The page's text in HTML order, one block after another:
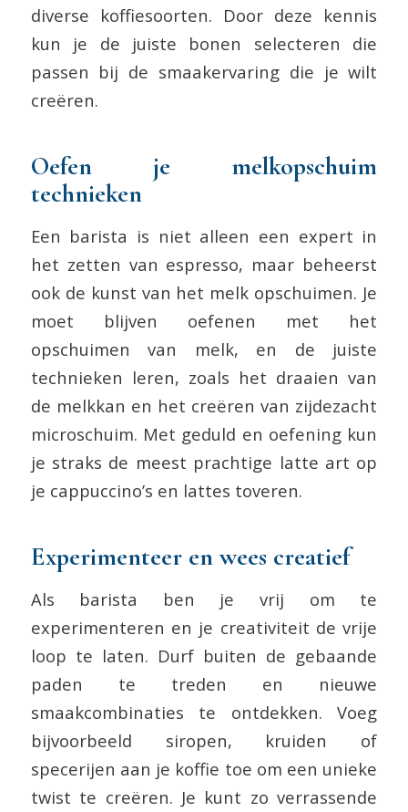
diverse koffiesoorten. Door deze kennis
kun je de juiste bonen selecteren die
passen bij de smaakervaring die je wilt
creëren.
Oefen je melkopschuim
technieken
Een barista is niet alleen een expert in
het zetten van espresso, maar beheerst
ook de kunst van het melk opschuimen. Je
moet blijven oefenen met het
opschuimen van melk, en de juiste
technieken leren, zoals het draaien van
de melkkan en het creëren van zijdezacht
microschuim. Met geduld en oefening kun
je straks de meest prachtige latte art op
je cappuccino’s en lattes toveren.
Experimenteer en wees creatief
Als barista ben je vrij om te
experimenteren en je creativiteit de vrije
loop te laten. Durf buiten de gebaande
paden te treden en nieuwe
smaakcombinaties te ontdekken. Voeg
bijvoorbeeld siropen, kruiden of
specerijen aan je koffie toe om een unieke
twist te creëren. Je kunt zo verrassende